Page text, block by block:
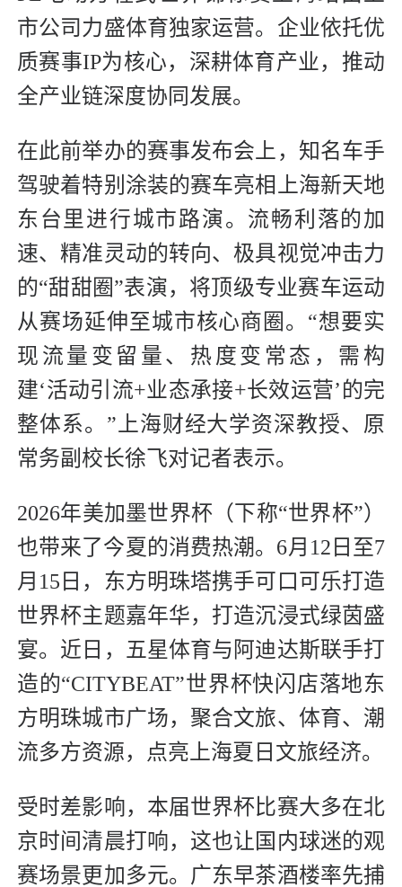
市公司力盛体育独家运营。企业依托优
质赛事IP为核心，深耕体育产业，推动
全产业链深度协同发展。
在此前举办的赛事发布会上，知名车手
驾驶着特别涂装的赛车亮相上海新天地
东台里进行城市路演。流畅利落的加
速、精准灵动的转向、极具视觉冲击力
的“甜甜圈”表演，将顶级专业赛车运动
从赛场延伸至城市核心商圈。“想要实
现流量变留量、热度变常态，需构
建‘活动引流+业态承接+长效运营’的完
整体系。”上海财经大学资深教授、原
常务副校长徐飞对记者表示。
2026年美加墨世界杯（下称“世界杯”）
也带来了今夏的消费热潮。6月12日至7
月15日，东方明珠塔携手可口可乐打造
世界杯主题嘉年华，打造沉浸式绿茵盛
宴。近日，五星体育与阿迪达斯联手打
造的“CITYBEAT”世界杯快闪店落地东
方明珠城市广场，聚合文旅、体育、潮
流多方资源，点亮上海夏日文旅经济。
受时差影响，本届世界杯比赛大多在北
京时间清晨打响，这也让国内球迷的观
赛场景更加多元。广东早茶酒楼率先捕